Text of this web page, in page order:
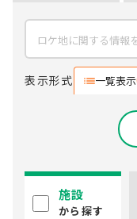
表示形式 一覧表示
施設
から探す